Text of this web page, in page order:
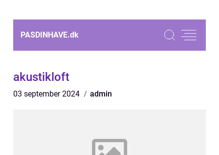
PASDINHAVE.dk
akustikloft
03 september 2024 admin